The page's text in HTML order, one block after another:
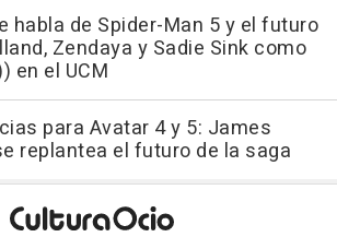
habla de Spider-Man 5 y el futuro
Zendaya y Sadie Sink como
en el UCM
para Avatar 4 y 5: James
replantea el futuro de la saga